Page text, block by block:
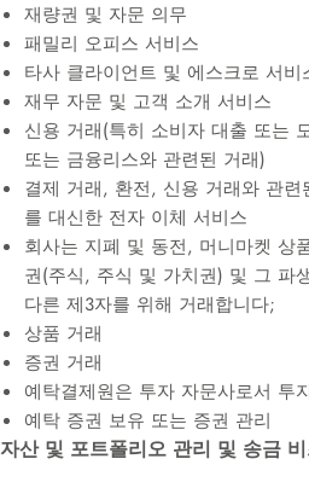
재량권 및 자문 의무
패밀리 오피스 서비스
타사 클라이언트 및 에스크로 서비
재무 자문 및 고객 소개 서비스
신용 거래(특히 소비자 대출 또는
또는 금융리스와 관련된 거래)
결제 거래, 환전, 신용 거래와 관
를 대신한 전자 이체 서비스
회사는 지폐 및 동전, 머니마켓 상
권(주식, 주식 및 가치권) 및 그 파
다른 제3자를 위해 거래합니다;
상품 거래
증권 거래
예탁결제원은 투자 자문사로서 투
예탁 증권 보유 또는 증권 관리
자산 및 포트폴리오 관리 및 송금